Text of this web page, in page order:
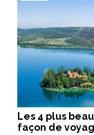
Les 4 plus
façon de